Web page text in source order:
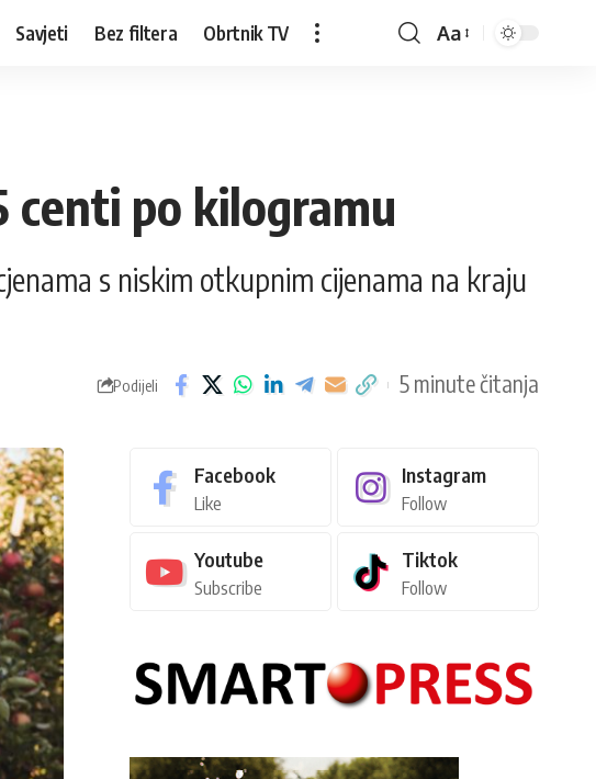
Savjeti Bez filtera Obrtnik TV Aa
centi po kilogramu
s niskim otkupnim cijenama na kraju
Podijeli 5 minute čitanja
Facebook
Like
Instagram
Follow
Youtube
Subscribe
Tiktok
Follow